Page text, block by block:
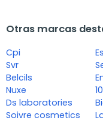
Otras marcas
Cpi
Svr
Belcils
Nuxe
Ds laboratories
Soivre cosmetics